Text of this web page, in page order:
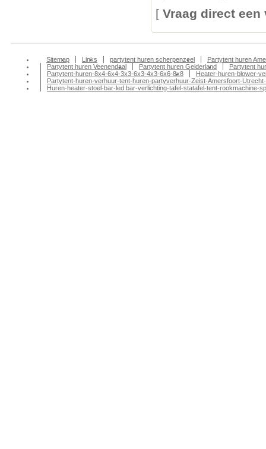
[ Vraag direct
Sitemap Links partytent huren scherpenzeel
Partytent huren
Partytent huren Veenendaal
Partytent huren Gelderland
Partytent
Partytent-huren-8x4-6x4-3x3-6x3-4x3-6x6-8x8
Heater-huren-blower-
Partytent-huren-verhuur-tent-huren-partyverhuur-Zeist-Amersfoort-
Huren-heater-stoel-bar-led bar-verlichting-tafel-statafel-tent-